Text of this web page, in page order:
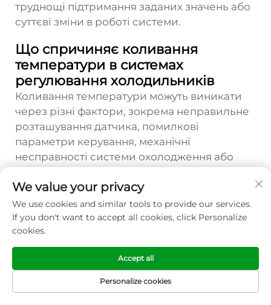
труднощі підтримання заданих значень або
суттєві зміни в роботі системи.
Що спричиняє коливання
температури в системах
регулювання холодильників
Коливання температури можуть виникати
через різні фактори, зокрема неправильне
розташування датчика, помилкові
параметри керування, механічні
несправності системи охолодження або
часте відкривання дверей. Погана
теплоізоляція, забруднені конденсаторні з
coils або недостатній рівень хладагенту
також можуть спричиняти нестабільність
температури. У деяких випадках система
регулювання температури холодильника
може бути надто чутливою, що призводить
до надмірно частого включення системи
ГОЛОВНА
ТОВАРИ
ЕЛЕКТРОННА
ТЕЛ
We value your privacy
We use cookies and similar tools to provide our services.
If you don't want to accept all cookies, click Personalize
cookies.
Personalize cookies
Accept all